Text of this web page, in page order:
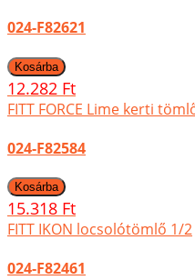
024-F82621
12.282 Ft
FITT FORCE Lime kerti
024-F82584
15.318 Ft
FITT IKON locsolótömlő 1/2
024-F82461